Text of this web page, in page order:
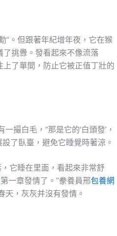
”。但跟著年紀增年夜，它在猴
了挑釁。發看起來不像流落
上了單間，防止它被正值丁壯的
撮白毛，“那是它的‘白頭發’，
了臥臺，避免它睡覺時著涼。
它睡在里面，看起來非常舒
第一章發情了。”豢養員邢包養網
天，灰灰并沒有發情。